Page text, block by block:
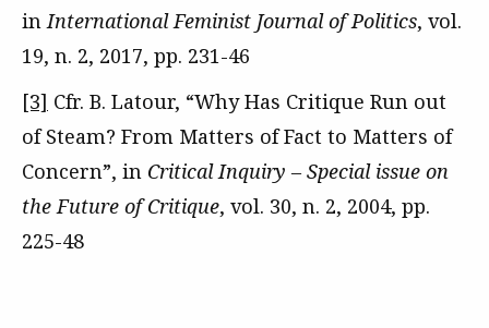
inInternational Feminist Journal of Politics, vol.
19, n. 2, 2017, pp. 231-46
[3] Cfr. B. Latour, “Why Has Critique Run out
of Steam? From Matters of Fact to Matters of
Concern”, in Critical Inquiry – Special issue on
the Future of Critique, vol. 30, n. 2, 2004, pp.
225-48